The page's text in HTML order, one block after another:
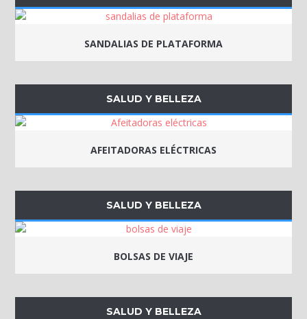
SANDALIAS DE PLATAFORMA
SALUD Y BELLEZA
AFEITADORAS ELÉCTRICAS
SALUD Y BELLEZA
BOLSAS DE VIAJE
SALUD Y BELLEZA